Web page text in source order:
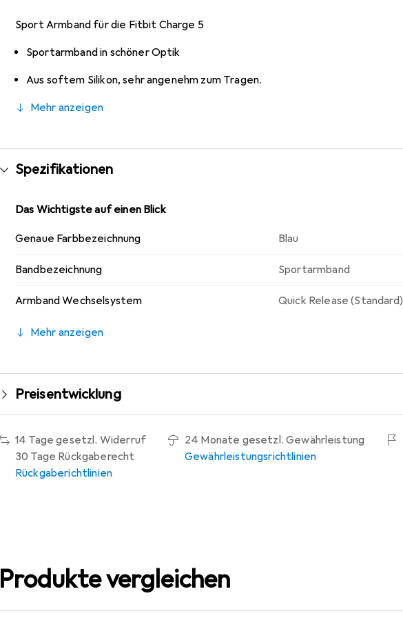
Sport Armband für die Fitbit Charge 5
Sportarmband in schöner Optik
Aus softem Silikon, sehr angenehm zum Tragen.
Mehr anzeigen
Spezifikationen
Das Wichtigste auf einen Blick
Genaue Farbbezeichnung Blau
Bandbezeichnung Sportarmband
Armband Wechselsystem Quick Release (Standard)
Mehr anzeigen
Preisentwicklung
14 Tage gesetzl. Widerruf
30 Tage Rückgaberecht
Rückgaberichtlinien
24 Monate gesetzl. Gewährleistung
Gewährleistungsrichtlinien
Produkte vergleichen